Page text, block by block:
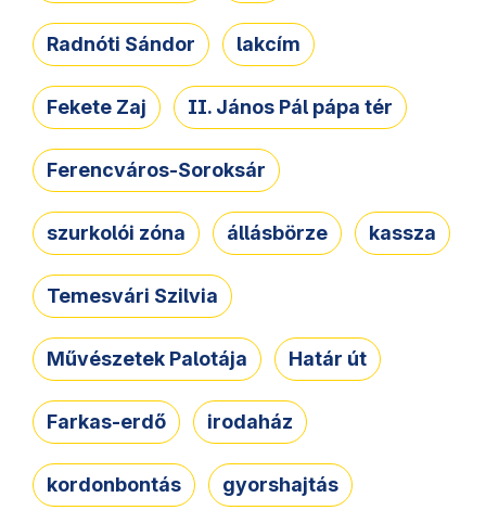
Radnóti Sándor lakcím
Fekete Zaj II. János Pál pápa tér
Ferencváros-Soroksár
szurkolói zóna állásbörze kassza
Temesvári Szilvia
Művészetek Palotája Határ út
Farkas-erdő irodaház
kordonbontás gyorshajtás